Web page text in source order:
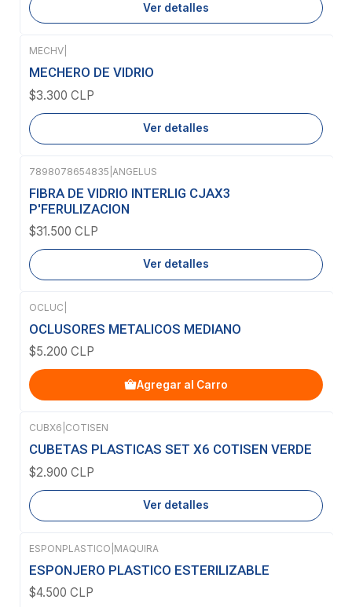
Ver detalles
Agotado
MECHV
MECHERO DE VIDRIO
$3.300 CLP
Ver detalles
Agotado
7898078654835 ANGELUS
FIBRA DE VIDRIO INTERLIG CJAX3
P'FERULIZACION
$31.500 CLP
Ver detalles
OCLUC
OCLUSORES METALICOS MEDIANO
$5.200 CLP
Agregar al Carro
Agotado
CUBX6 COTISEN
CUBETAS PLASTICAS SET X6 COTISEN VERDE
$2.900 CLP
Ver detalles
Agotado
ESPONPLASTICO MAQUIRA
ESPONJERO PLASTICO ESTERILIZABLE
$4.500 CLP